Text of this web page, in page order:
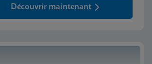
Découvrir maintenant